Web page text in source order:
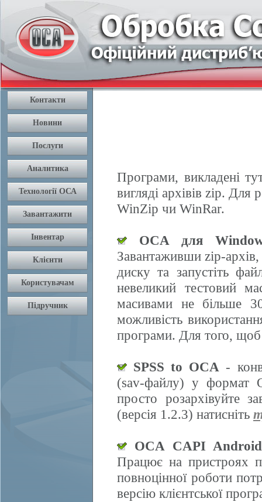
Програми, викладені
вигляді архівів zip. Для
WinZip чи WinRar.
OCA для
Завантаживши zip-
диску та запустіть
невеликий тестовий
масивами не більше
можливість
програми. Для того, щоб
SPSS to OCA -
(sav-файлу) у формат
просто розархівуйте
(версія 1.2.3) натисніть
OCA CAPI Android
Працює на пристроях
повноцінної роботи
версію клієнтської